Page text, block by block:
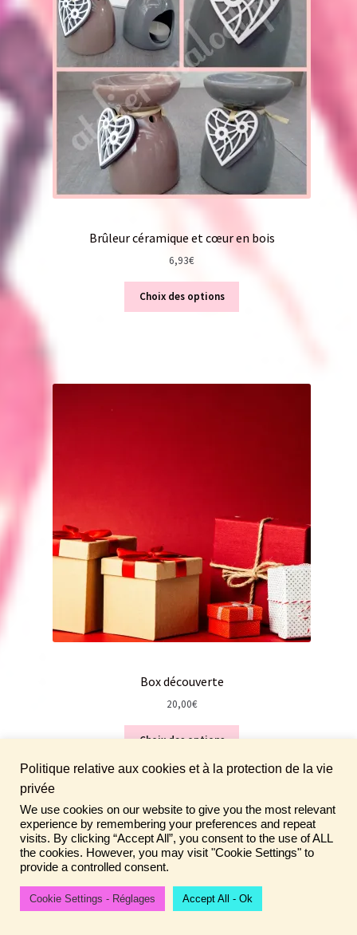
Fais de ta vie un rêve ! N'oublie pas de laisser un
commentaire sur tes achats pour aider la communauté ♡
Ignorer
Brûleur céramique et cœur en bois
6,93€
Choix des options
Box découverte
20,00€
Choix des options
En promotion
Politique relative aux cookies et à la protection de la vie
privée
We use cookies on our website to give you the most relevant
experience by remembering your preferences and repeat
visits. By clicking “Accept All”, you consent to the use of ALL
the cookies. However, you may visit "Cookie Settings" to
provide a controlled consent.
Cookie Settings - Réglages Accept All - Ok